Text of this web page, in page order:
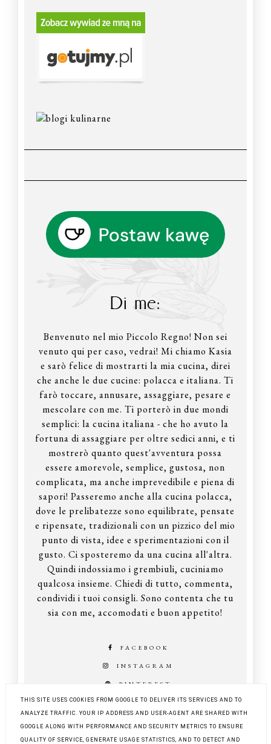
Di me:
Benvenuto nel mio Piccolo Regno! Non sei
venuto qui per caso, vedrai! Mi chiamo Kasia
e sarò felice di mostrarti la mia cucina, direi
che anche le due cucine: polacca e italiana. Ti
farò toccare, annusare, assaggiare, pesare e
mescolare con me. Ti porterò in due mondi
semplici: la cucina italiana - che ho avuto la
fortuna di assaggiare per oltre sedici anni, e ti
mostrerò quanto quest'avventura possa
essere amorevole, semplice, gustosa, non
complicata, ma anche imprevedibile e piena di
sapori! Passeremo anche alla cucina polacca,
dove le prelibatezze sono equilibrate, pensate
e ripensate, tradizionali con un pizzico del mio
punto di vista, idee e sperimentazioni con il
gusto. Ci sposteremo da una cucina all'altra.
Quindi indossiamo i grembiuli, cuciniamo
qualcosa insieme. Chiedi di tutto, commenta,
condividi i tuoi consigli. Sono contenta che tu
sia con me, accomodati e buon appetito!
FACEBOOK
INSTAGRAM
PINTEREST
THIS SITE USES COOKIES FROM GOOGLE TO DELIVER ITS SERVICES AND TO
ANALYZE TRAFFIC. YOUR IP ADDRESS AND USER-AGENT ARE SHARED WITH
GOOGLE ALONG WITH PERFORMANCE AND SECURITY METRICS TO ENSURE
QUALITY OF SERVICE, GENERATE USAGE STATISTICS, AND TO DETECT AND